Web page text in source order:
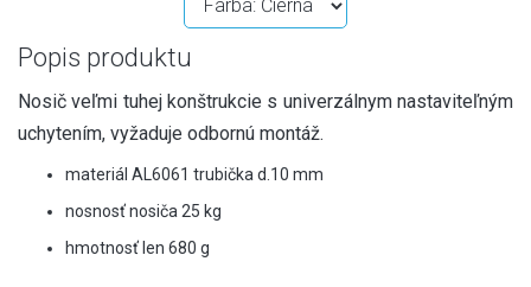
Popis produktu
Nosič veľmi tuhej konštrukcie s univerzálnym nastaviteľným
uchytením, vyžaduje odbornú montáž.
materiál AL6061 trubička d.10 mm
nosnosť nosiča 25 kg
hmotnosť len 680 g